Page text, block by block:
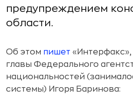
предупреждением
области.
Об этом пишет
главы Федерального
национальностей
системы) Игоря Баринова: